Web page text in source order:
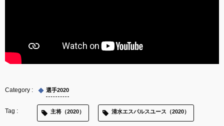
選手2020
主将（2020） 清水エスパルスユース（2020）